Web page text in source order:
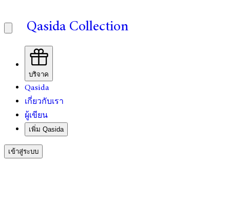
Qasida Collection
บริจาค
Qasida
เกี่ยวกับเรา
ผู้เขียน
เพิ่ม Qasida
เข้าสู่ระบบ